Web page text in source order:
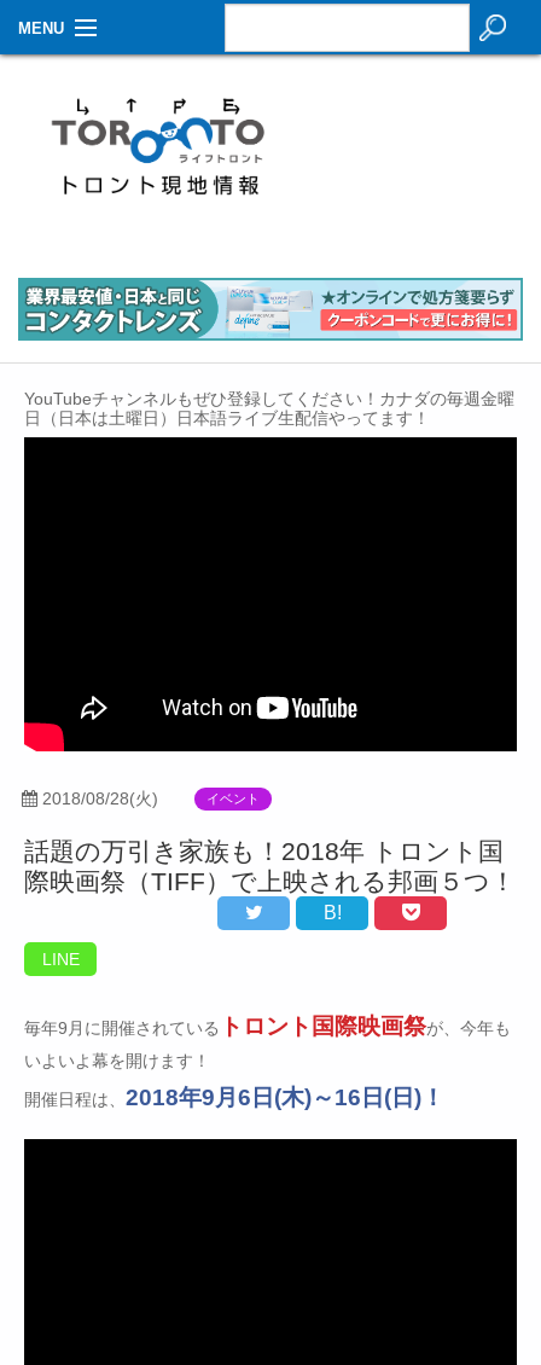
MENU
生活情報
その他
イベントカレンダー
Contact
YouTubeチャンネルもぜひ登録してください！カナダの毎週金曜
日（日本は土曜日）日本語ライブ生配信やってます！
2018/08/28(火) イベント
話題の万引き家族も！2018年 トロント国
際映画祭（TIFF）で上映される邦画５つ！
B!
LINE
毎年9月に開催されている トロント国際映画祭が、今年も
いよいよ幕を開けます！
開催日程は、 2018年9月6日(木)～16日(日)！